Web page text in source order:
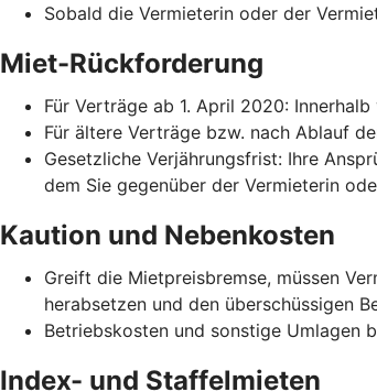
Sobald die Vermieterin oder der
Miet-Rückforderung
Für Verträge ab 1. April 2020:
Für ältere Verträge bzw. nach Ablauf
Gesetzliche Verjährungsfrist: Ihre
dem Sie gegenüber der Vermieterin
Kaution und Nebenkosten
Greift die Mietpreisbremse, müssen
herabsetzen und den überschüssigen
Betriebskosten und sonstige Umlagen
Index- und Staffelmieten